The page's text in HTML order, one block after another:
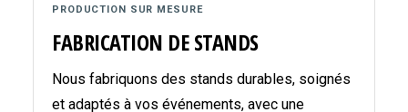
PRODUCTION SUR MESURE
FABRICATION DE STANDS
Nous fabriquons des stands durables, soignés
et adaptés à vos événements, avec une